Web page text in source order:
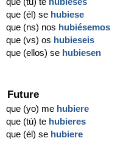
que (él) se hubiese
que (ns) nos hubiésemos
que (vs) os hubieseis
que (ellos) se hubiesen
Future
que (yo) me hubiere
que (tú) te hubieres
que (él) se hubiere